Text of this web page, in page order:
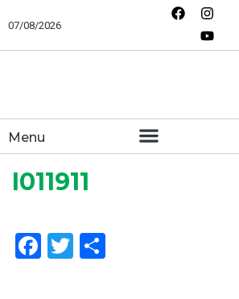
07/08/2026
Menu
I011911
Facebook
Twitter